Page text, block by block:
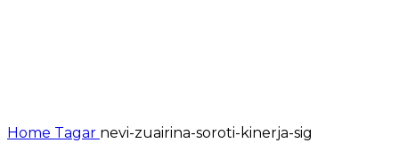
Home Tagar nevi-zuairina-soroti-kinerja-sig